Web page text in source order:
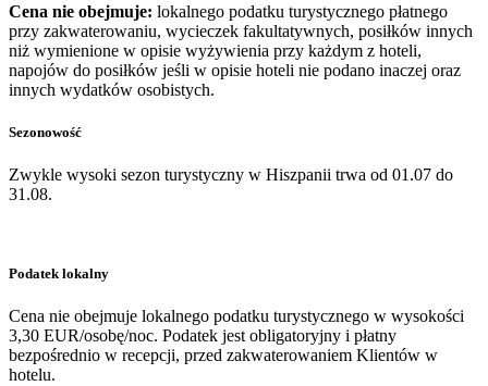
Cena nie obejmuje: lokalnego podatku turystycznego płatnego
przy zakwaterowaniu, wycieczek fakultatywnych, posiłków innych
niż wymienione w opisie wyżywienia przy każdym z hoteli,
napojów do posiłków jeśli w opisie hoteli nie podano inaczej oraz
innych wydatków osobistych.
Sezonowość
Zwykle wysoki sezon turystyczny w Hiszpanii trwa od 01.07 do
31.08.
Podatek lokalny
Cena nie obejmuje lokalnego podatku turystycznego w wysokości
3,30 EUR/osobę/noc. Podatek jest obligatoryjny i płatny
bezpośrednio w recepcji, przed zakwaterowaniem Klientów w
hotelu.